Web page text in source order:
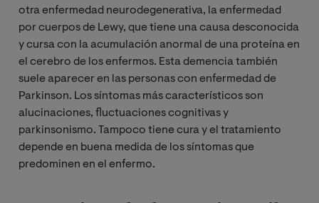
otra enfermedad neurodegenerativa, la enfermedad
por cuerpos de Lewy, que tiene una causa desconocida
y cursa con la acumulación anormal de una proteína en
el cerebro de los enfermos. Esta demencia también
suele aparecer en las personas con enfermedad de
Parkinson. Los síntomas más característicos son
alucinaciones, fluctuaciones cognitivas y
parkinsonismo. Tampoco tiene cura y el tratamiento
depende en buena medida de los síntomas que
predominen en el enfermo.